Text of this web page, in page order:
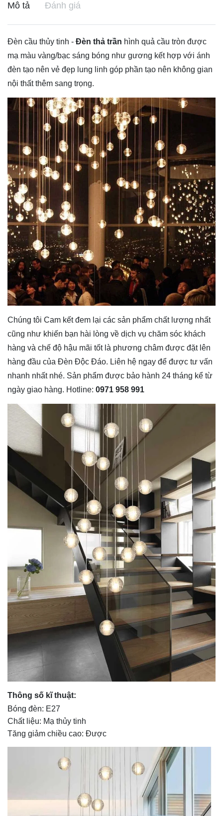
Mô tả Đánh giá
Đèn cầu thủy tinh - Đèn thả trần hình quả cầu tròn được
mạ màu vàng/bạc sáng bóng như gương kết hợp với ánh
đèn tạo nên vẻ đẹp lung linh góp phần tạo nên không gian
nội thất thêm sang trọng.
Chúng tôi Cam kết đem lại các sản phẩm chất lượng nhất
cũng như khiến bạn hài lòng về dịch vụ chăm sóc khách
hàng và chế độ hậu mãi tốt là phương châm được đặt lên
hàng đầu của Đèn Độc Đáo. Liên hệ ngay để được tư vấn
nhanh nhất nhé. Sản phẩm được bảo hành 24 tháng kể từ
ngày giao hàng. Hotline: 0971 958 991
Thông số kĩ thuật:
Bóng đèn: E27
Chất liệu: Mạ thủy tinh
Tăng giảm chiều cao: Được